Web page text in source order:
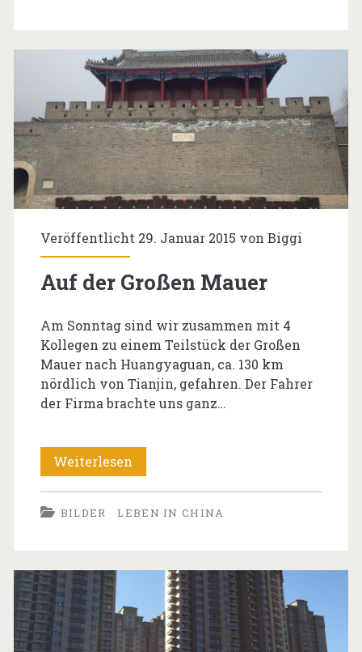
Veröffentlicht 29. Januar 2015 von Biggi
Auf der Großen Mauer
Am Sonntag sind wir zusammen mit 4
Kollegen zu einem Teilstück der Großen
Mauer nach Huangyaguan, ca. 130 km
nördlich von Tianjin, gefahren. Der Fahrer
der Firma brachte uns ganz…
Weiterlesen
der
Großen
BILDER LEBEN IN CHINA